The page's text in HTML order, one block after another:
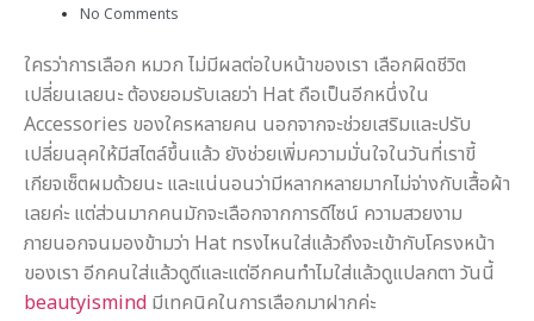
No Comments
ใครว่าการเลือก หมวก ไม่มีผลต่อใบหน้าของเรา เลือกผิดชีวิต
เปลี่ยนเลยนะ ต้องยอมรับเลยว่า Hat ถือเป็นอีกหนึ่งใน
Accessories ของใครหลายคน นอกจากจะช่วยเสริมและปรับ
เปลี่ยนลุคให้มีสไตล์ขึ้นแล้ว ยังช่วยเพิ่มความมั่นใจในวันที่เราขี้
เกียจเซ็ตผมด้วยนะ และแน่นอนว่ามีหลากหลายมากไม่จ่างกับเสื้อผ้า
เลยค่ะ แต่ส่วนมากคนมักจะเลือกจากการดีไซน์ ความสวยงาม
ภายนอกจนมองข้ามว่า Hat ทรงไหนใส่แล้วถึงจะเข้ากับโครงหน้า
ของเรา อีกคนใส่แล้วดูดีและแต่อีกคนทำไมใส่แล้วดูแปลกตา วันนี้
beautyismind มีเทคนิคในการเลือกมาฝากค่ะ